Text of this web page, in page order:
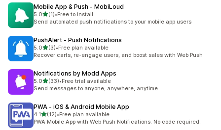
Mobile App & Push ‑ MobiLoud
5.05つ星中
(1)
合計レビュー数：1件
•Free to install
Send automated push notifications to your mobile app users
PushAlert ‑ Push Notifications
5.05つ星中
(3)
合計レビュー数：3件
•Free plan available
Recover carts, re-engage users, and boost sales with Web Push
Notifications by Modd Apps
5.05つ星中
(33)
合計レビュー数：33件
•Free trial available
Send messages to anyone, anywhere, anytime
PWA ‑ iOS & Android Mobile App
4.15つ星中
(12)
合計レビュー数：12件
•Free plan available
PWA Mobile App with Web Push Notifications. No code required.